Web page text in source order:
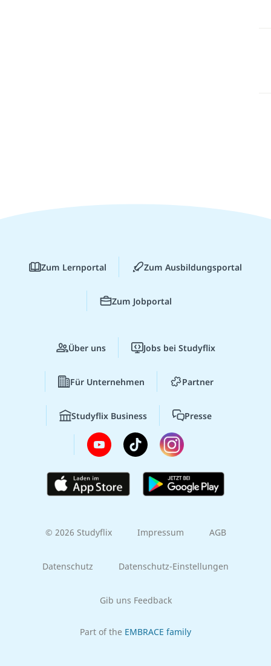
Zum Lernportal Zum Ausbildungsportal
Zum Jobportal
Über uns Jobs bei Studyflix
Für Unternehmen Partner
Studyflix Business Presse
© 2026 Studyflix Impressum AGB
Datenschutz Datenschutz-Einstellungen
Gib uns Feedback
Part of the EMBRACE family